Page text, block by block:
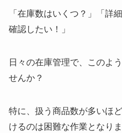
「在庫数はいくつ？」「詳
確認したい！」
日々の在庫管理で、このよ
せんか？
特に、扱う商品数が多いほ
けるのは困難な作業となりま